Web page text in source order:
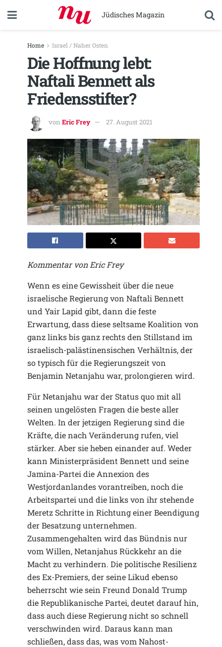
Jüdisches Magazin
Home Israel / Naher Osten
Die Hoffnung lebt:
Naftali Bennett als
Friedensstifter?
von Eric Frey 27. August 2021
Kommentar von Eric Frey
Wenn es eine Gewissheit über die neue
israelische Regierung von Naftali Bennett
und Yair Lapid gibt, dann die feste
Erwartung, dass diese seltsame Koalition von
ganz links bis ganz rechts den Stillstand im
israelisch-palästinensischen Verhältnis, der
so typisch für die Regierungszeit von
Benjamin Netanjahu war, prolongieren wird.
Für Netanjahu war der Status quo mit all
seinen ungelösten Fragen die beste aller
Welten. In der jetzigen Regierung sind die
Kräfte, die nach Veränderung rufen, viel
stärker. Aber sie heben einander auf. Weder
kann Ministerpräsident Bennett und seine
Jamina-Partei die Annexion des
Westjordanlandes vorantreiben, noch die
Arbeitspartei und die links von ihr stehende
Meretz Schritte in Richtung einer Beendigung
der Besatzung unternehmen.
Zusammengehalten wird das Bündnis nur
vom Willen, Netanjahus Rückkehr an die
Macht zu verhindern. Die politische Resilienz
des Ex-Premiers, der seine Likud ebenso
beherrscht wie sein Freund Donald Trump
die Republikanische Partei, deutet darauf hin,
dass auch diese Regierung nicht so schnell
verschwinden wird. Daraus kann man
schließen, dass das, was vom Nahost-